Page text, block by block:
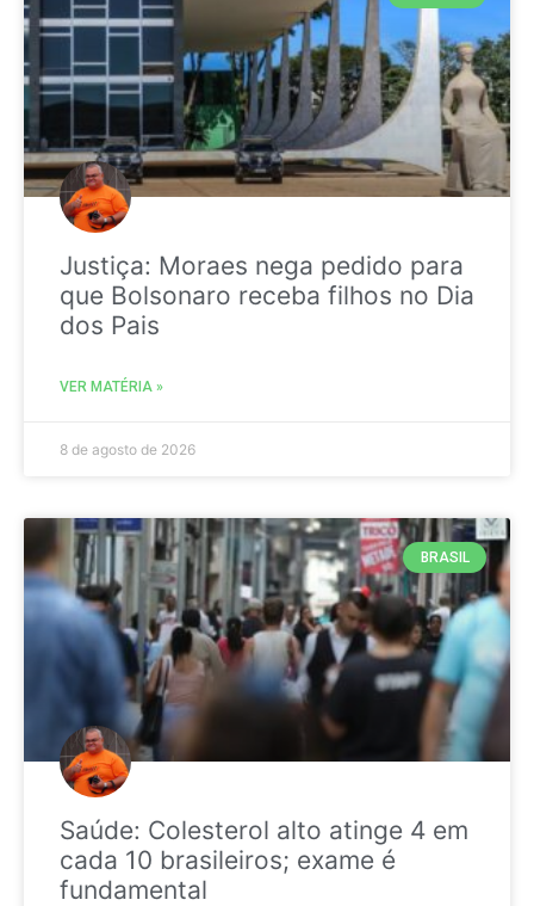
Justiça: Moraes nega pedido para
que Bolsonaro receba filhos no Dia
dos Pais
VER MATÉRIA »
8 de agosto de 2026
BRASIL
Saúde: Colesterol alto atinge 4 em
cada 10 brasileiros; exame é
fundamental